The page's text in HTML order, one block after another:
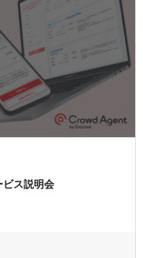
ビス説明会